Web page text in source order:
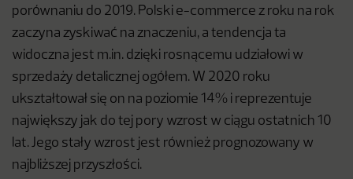
porównaniu do 2019. Polski e-commerce z roku na rok
zaczyna zyskiwać na znaczeniu, a tendencja ta
widoczna jest m.in. dzięki rosnącemu udziałowi w
sprzedaży detalicznej ogółem. W 2020 roku
ukształtował się on na poziomie 14% i reprezentuje
największy jak do tej pory wzrost w ciągu ostatnich 10
lat. Jego stały wzrost jest również prognozowany w
najbliższej przyszłości.